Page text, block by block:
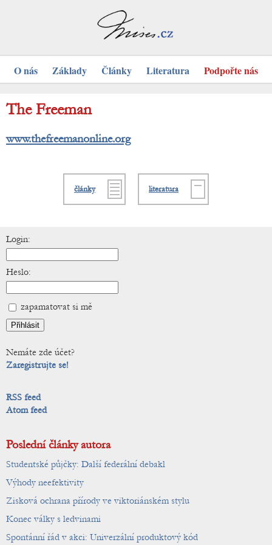
O nás Základy Články Literatura Podpořte nás
The Freeman
www.thefreemanonline.org
články literatura
Login:
Heslo:
zapamatovat si mě
Nemáte zde účet?
Zaregistrujte se!
RSS feed
Atom feed
Poslední články autora
Studentské půjčky: Další federální debakl
Výhody neefektivity
Zisková ochrana přírody ve viktoriánském stylu
Konec války s ledvinami
Spontánní řád v akci: Univerzální produktový kód